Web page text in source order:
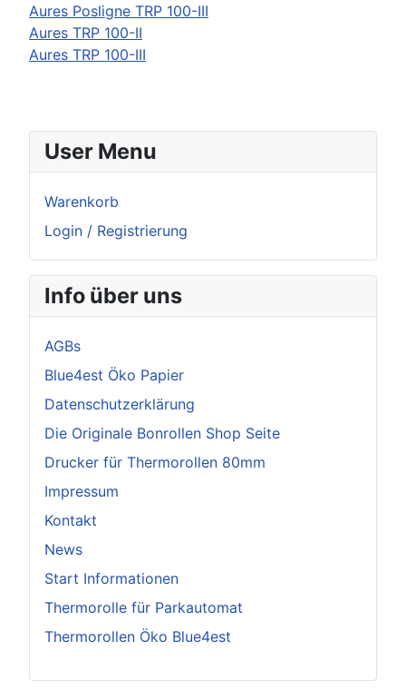
Aures Posligne TRP 100-III
Aures TRP 100-II
Aures TRP 100-III
User Menu
Warenkorb
Login / Registrierung
Info über uns
AGBs
Blue4est Öko Papier
Datenschutzerklärung
Die Originale Bonrollen Shop Seite
Drucker für Thermorollen 80mm
Impressum
Kontakt
News
Start Informationen
Thermorolle für Parkautomat
Thermorollen Öko Blue4est